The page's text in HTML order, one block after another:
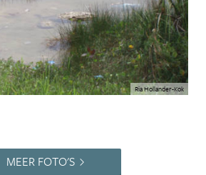
Ria Hollander-Kok
MEER FOTO'S